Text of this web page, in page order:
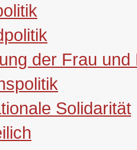
der Frau und
Solidarität